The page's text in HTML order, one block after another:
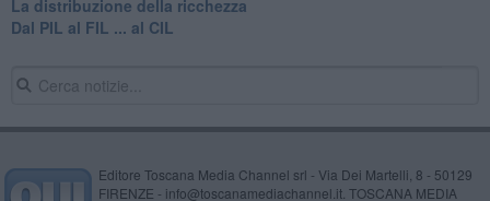
La distribuzione della ricchezza
Dal PIL al FIL ... al CIL
Editore Toscana Media Channel srl - Via Dei Martelli, 8 - 50129
FIRENZE - info@toscanamediachannel.it. TOSCANA MEDIA